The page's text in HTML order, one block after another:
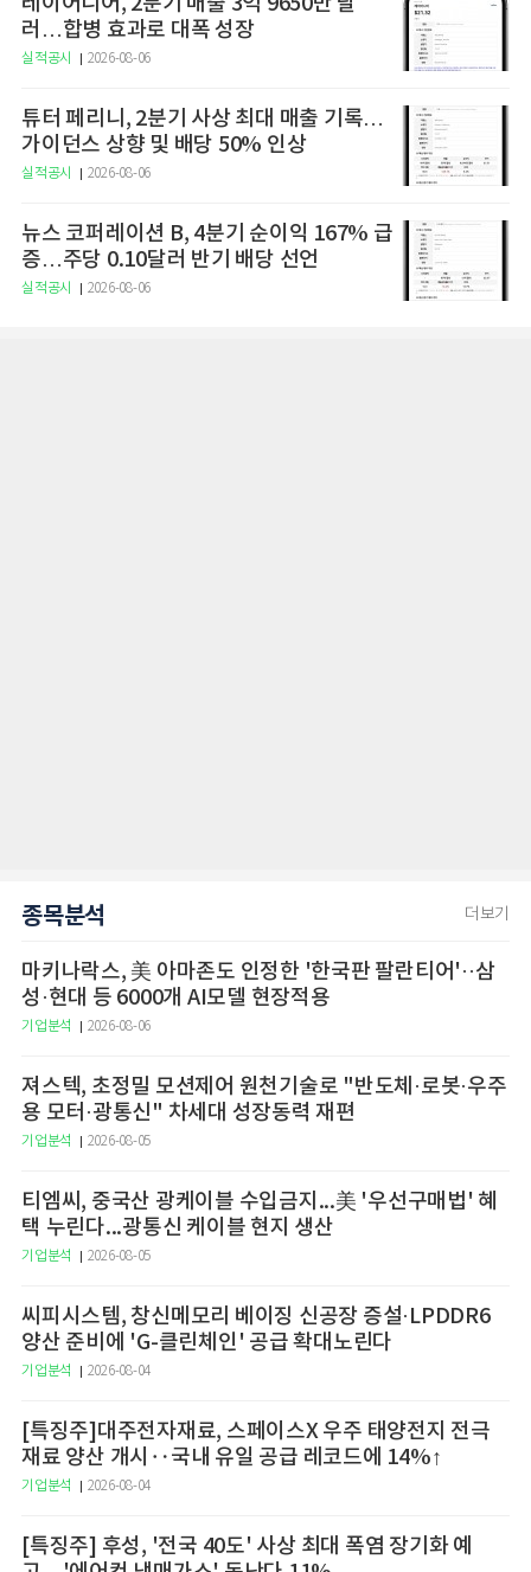
러…합병 효과로 대폭 성장
실적공시 2026-08-06
튜터 페리니, 2분기 사상 최대 매출 기록…
가이던스 상향 및 배당 50% 인상
실적공시 2026-08-06
뉴스 코퍼레이션 B, 4분기 순이익 167% 급
증…주당 0.10달러 반기 배당 선언
실적공시 2026-08-06
종목분석 더보기
마키나락스, 美 아마존도 인정한 '한국판 팔란티어'··삼
성·현대 등 6000개 AI모델 현장적용
기업분석 2026-08-06
져스텍, 초정밀 모션제어 원천기술로 "반도체·로봇·우주
용 모터·광통신" 차세대 성장동력 재편
기업분석 2026-08-05
티엠씨, 중국산 광케이블 수입금지...美 '우선구매법' 혜
택 누린다...광통신 케이블 현지 생산
기업분석 2026-08-05
씨피시스템, 창신메모리 베이징 신공장 증설·LPDDR6
양산 준비에 'G-클린체인' 공급 확대노린다
기업분석 2026-08-04
[특징주]대주전자재료, 스페이스X 우주 태양전지 전극
재료 양산 개시‥국내 유일 공급 레코드에 14%↑
기업분석 2026-08-04
[특징주] 후성, '전국 40도' 사상 최대 폭염 장기화 예